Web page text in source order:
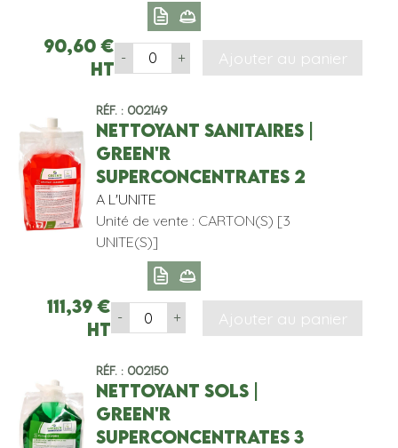
90,60€
HT
- + Ajouter au panier
Réf. : 002149
NETTOYANT SANITAIRES |
GREEN'R
SUPERCONCENTRATES 2
A L'UNITE
Unité de vente : CARTON(S) [3
UNITE(S)]
111,39 €
HT
- + Ajouter au panier
Réf. : 002150
NETTOYANT SOLS |
GREEN'R
SUPERCONCENTRATES 3